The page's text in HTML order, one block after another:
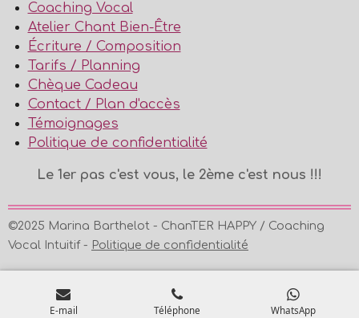
Coaching Vocal
Atelier Chant Bien-Être
Écriture / Composition
Tarifs / Planning
Chèque Cadeau
Contact / Plan d'accès
Témoignages
Politique de confidentialité
Le 1er pas c'est vous, le 2ème c'est nous !!!
©2025 Marina Barthelot - ChanTER HAPPY / Coaching
Vocal Intuitif - Politique de confidentialité
E-mail Téléphone WhatsApp